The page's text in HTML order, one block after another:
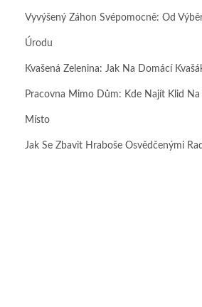
Vyvýšený Záhon Svépomocně: Od
Úrodu
Kvašená Zelenina: Jak Na Domácí
Pracovna Mimo Dům: Kde Najít Klid
Místo
Jak Se Zbavit Hraboše Osvědčenými